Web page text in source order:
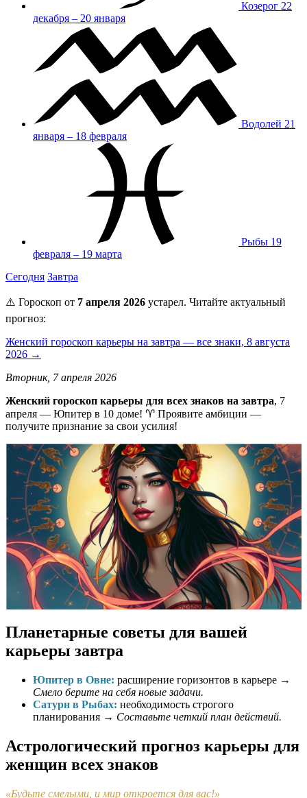
Козерог 22
декабря – 20 января
Водолей 21
января – 18 февраля
Рыбы 19
февраля – 19 марта
Сегодня Завтра
⚠️ Гороскоп от 7 апреля 2026 устарел. Читайте актуальный
прогноз:
Женский гороскоп карьеры на завтра — все знаки, 8 августа
2026 →
Вторник, 7 апреля 2026
Женский гороскоп карьеры для всех знаков на завтра, 7
апреля — Юпитер в 10 доме! ♈ Проявите амбиции —
получите признание за свои усилия!
Планетарные советы для вашей
карьеры завтра
Юпитер в Овне: расширение горизонтов в карьере →
Смело берите на себя новые задачи.
Сатурн в Рыбах: необходимость строгого
планирования → Составьте четкий план действий.
Астрологический прогноз карьеры для
женщин всех знаков
«Будьте смелыми, и мир откроется для вас!»